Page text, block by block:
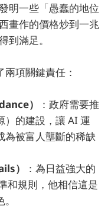
明一些「愚蠢的地位
畫作的價格炒到一兆
到滿足。
項關鍵責任：
）
：政府需要推
）的建設，讓 AI 運
為被富人壟斷的稀缺
）
：為日益強大的
和規則，他相信這是